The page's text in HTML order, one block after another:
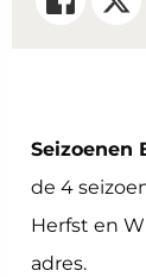
Seizoenen
de 4
Herfst en
adres.